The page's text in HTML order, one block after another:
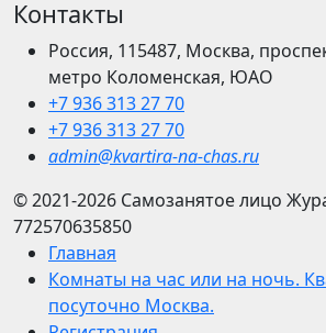
Контакты
Россия, 115487, Москва,
метро Коломенская, ЮАО
+7 936 313 27 70
+7 936 313 27 70
admin@kvartira-na-chas.ru
© 2021-2026 Самозанятое лицо
772570635850
Главная
Комнаты на час или на ночь.
посуточно Москва.